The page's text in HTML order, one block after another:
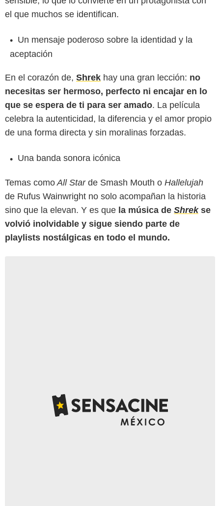
el que muchos se identifican.
Un mensaje poderoso sobre la identidad y la
aceptación
En el corazón de, Shrek hay una gran lección: no
necesitas ser hermoso, perfecto ni encajar en lo
que se espera de ti para ser amado. La película
celebra la autenticidad, la diferencia y el amor propio
de una forma directa y sin moralinas forzadas.
Una banda sonora icónica
Temas como All Starde Smash Mouth o Hallelujah
de Rufus Wainwright no solo acompañan la historia
sino que la elevan. Y es que la música de Shrekse
volvió inolvidable y sigue siendo parte de
playlists nostálgicas en todo el mundo.